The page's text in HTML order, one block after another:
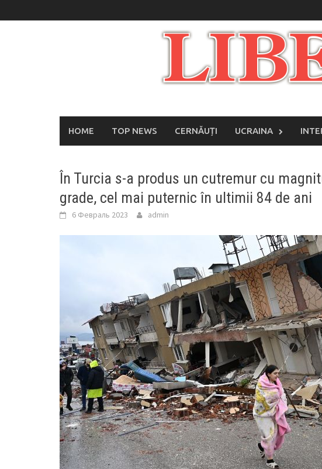
to
HOME TOP NEWS CERNĂUȚI UCRAINA
În Turcia s-a produs un cutremur cu
grade, cel mai puternic în ultimii 84 de ani
6 Февраль 2023 admin